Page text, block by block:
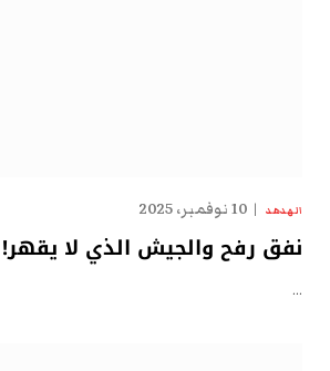
الهدهد 10 نوفمبر، 2025
نفق رفح والجيش الذي لا يقهر!
…